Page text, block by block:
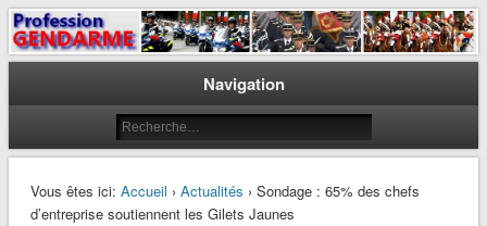
Profession Gendarme
Le journal des gendarmes
Navigation
Vous êtes ici: Accueil › Actualités › Sondage : 65% des chefs
d’entreprise soutiennent les Gilets Jaunes